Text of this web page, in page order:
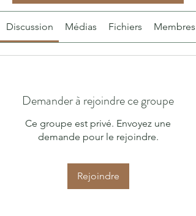
Discussion Médias Fichiers Membres
Demander à rejoindre ce groupe
Ce groupe est privé. Envoyez une
demande pour le rejoindre.
Rejoindre